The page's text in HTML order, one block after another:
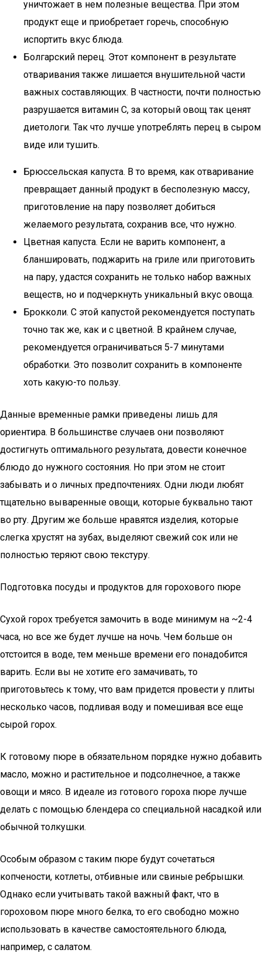
уничтожает в нем полезные вещества. При этом
продукт еще и приобретает горечь, способную
испортить вкус блюда.
Болгарский перец. Этот компонент в результате
отваривания также лишается внушительной части
важных составляющих. В частности, почти полностью
разрушается витамин С, за который овощ так ценят
диетологи. Так что лучше употреблять перец в сыром
виде или тушить.
Брюссельская капуста. В то время, как отваривание
превращает данный продукт в бесполезную массу,
приготовление на пару позволяет добиться
желаемого результата, сохранив все, что нужно.
Цветная капуста. Если не варить компонент, а
бланшировать, поджарить на гриле или приготовить
на пару, удастся сохранить не только набор важных
веществ, но и подчеркнуть уникальный вкус овоща.
Брокколи. С этой капустой рекомендуется поступать
точно так же, как и с цветной. В крайнем случае,
рекомендуется ограничиваться 5-7 минутами
обработки. Это позволит сохранить в компоненте
хоть какую-то пользу.
Данные временные рамки приведены лишь для
ориентира. В большинстве случаев они позволяют
достигнуть оптимального результата, довести конечное
блюдо до нужного состояния. Но при этом не стоит
забывать и о личных предпочтениях. Одни люди любят
тщательно вываренные овощи, которые буквально тают
во рту. Другим же больше нравятся изделия, которые
слегка хрустят на зубах, выделяют свежий сок или не
полностью теряют свою текстуру.
Подготовка посуды и продуктов для горохового пюре
Сухой горох требуется замочить в воде минимум на ~2-4
часа, но все же будет лучше на ночь. Чем больше он
отстоится в воде, тем меньше времени его понадобится
варить. Если вы не хотите его замачивать, то
приготовьтесь к тому, что вам придется провести у плиты
несколько часов, подливая воду и помешивая все еще
сырой горох.
К готовому пюре в обязательном порядке нужно добавить
масло, можно и растительное и подсолнечное, а также
овощи и мясо. В идеале из готового гороха пюре лучше
делать с помощью блендера со специальной насадкой или
обычной толкушки.
Особым образом с таким пюре будут сочетаться
копчености, котлеты, отбивные или свиные ребрышки.
Однако если учитывать такой важный факт, что в
гороховом пюре много белка, то его свободно можно
использовать в качестве самостоятельного блюда,
например, с салатом.